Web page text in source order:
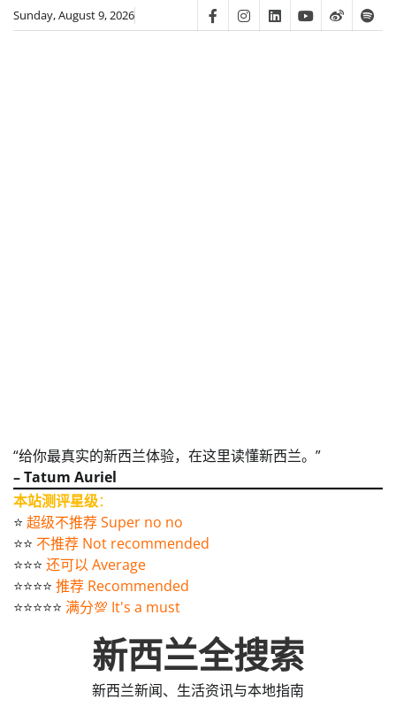
SkipSunday, August 9, 2026 FacebookInstagram
LinkedinYoutube
Weibo
“给你最真实的新西兰体验，在这里读懂新西兰。”
– Tatum Auriel
本站测评星级：
⭐️ 超级不推荐 Super no no
⭐️⭐️ 不推荐 Not recommended
⭐️⭐️⭐️ 还可以 Average
⭐️⭐️⭐️⭐️ 推荐 Recommended
⭐️⭐️⭐️⭐️⭐️ 满分💯 It's a must
新西兰全搜索
新西兰新闻、生活资讯与本地指南